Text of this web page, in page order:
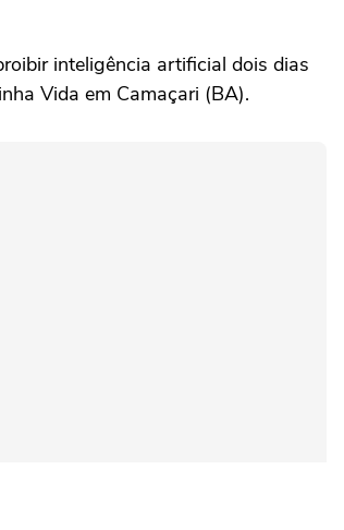
inteligência artificial dois dias
Vida em Camaçari (BA).